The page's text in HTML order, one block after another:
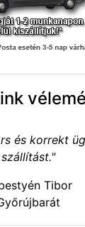
és korrekt
szállítást."
Tibor